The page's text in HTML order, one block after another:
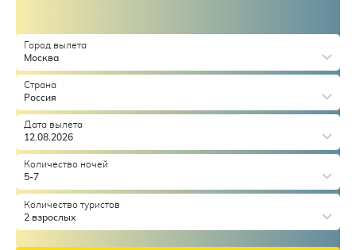
Город вылета
Москва
Страна
Россия
Дата вылета
12.08.2026
Количество ночей
5-7
Количество туристов
2 взрослых